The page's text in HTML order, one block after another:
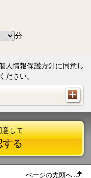
分
人情報保護方針に同意し
ださい。
意して
る
ページの先頭へ